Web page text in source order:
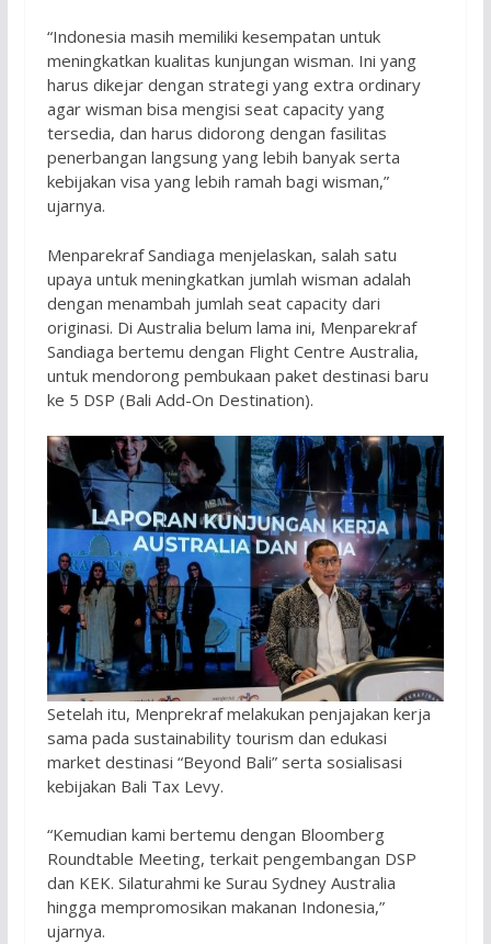
“Indonesia masih memiliki kesempatan untuk
meningkatkan kualitas kunjungan wisman. Ini yang
harus dikejar dengan strategi yang extra ordinary
agar wisman bisa mengisi seat capacity yang
tersedia, dan harus didorong dengan fasilitas
penerbangan langsung yang lebih banyak serta
kebijakan visa yang lebih ramah bagi wisman,”
ujarnya.
Menparekraf Sandiaga menjelaskan, salah satu
upaya untuk meningkatkan jumlah wisman adalah
dengan menambah jumlah seat capacity dari
originasi. Di Australia belum lama ini, Menparekraf
Sandiaga bertemu dengan Flight Centre Australia,
untuk mendorong pembukaan paket destinasi baru
ke 5 DSP (Bali Add-On Destination).
Setelah itu, Menprekraf melakukan penjajakan kerja
sama pada sustainability tourism dan edukasi
market destinasi “Beyond Bali” serta sosialisasi
kebijakan Bali Tax Levy.
“Kemudian kami bertemu dengan Bloomberg
Roundtable Meeting, terkait pengembangan DSP
dan KEK. Silaturahmi ke Surau Sydney Australia
hingga mempromosikan makanan Indonesia,”
ujarnya.